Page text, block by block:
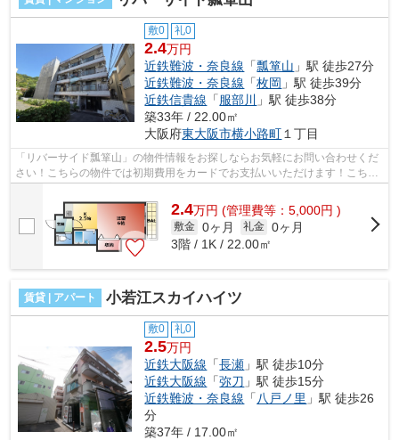
敷0 礼0
2.4万円
近鉄難波・奈良線 「瓢箪山 」駅 徒歩27分
近鉄難波・奈良線 「枚岡 」駅 徒歩39分
近鉄信貴線 「服部川
」駅 徒歩38分
築33年 / 22.00㎡
大阪府東大阪市横小路町 １丁目
「リバーサイド瓢箪山」の物件情報をお探しならお気軽にお問い合わせくだ
さい！こちらの物件では初期費用をカードでお支払いいただけます！こちら
2.4万円 (管理費等：5,000円 )
敷金 0ヶ月 礼金 0ヶ月
3階 / 1K / 22.00㎡
賃貸 | アパート 小若江スカイハイツ
敷0 礼0
2.5万円
近鉄大阪線 「長瀬 」駅 徒歩10分
近鉄大阪線 「弥刀 」駅 徒歩15分
近鉄難波・奈良線 「 八戸ノ里 」駅 徒歩26
分
築37年 / 17.00㎡